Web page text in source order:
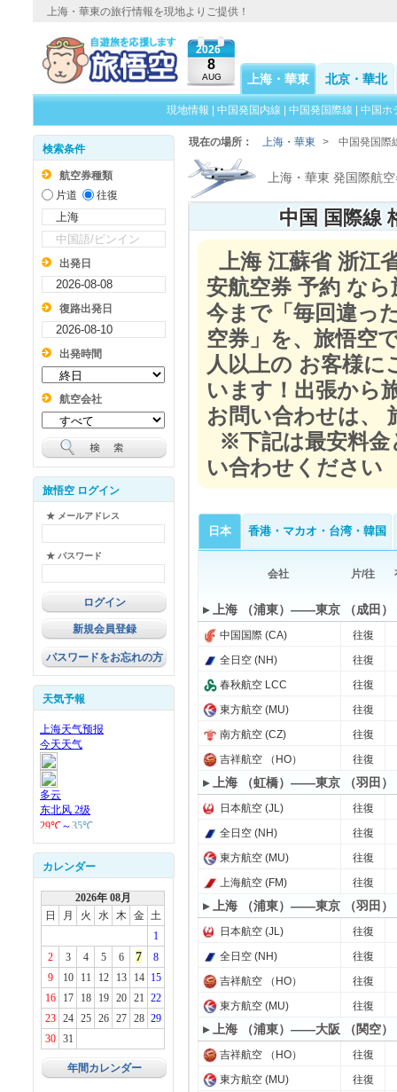
上海・華東の旅行情報を現地よりご提供！
2026
8
AUG 上海・華東 北京・華北
現地情報 中国発国内線 中国発国際線 中国ホ
検索条件
航空券種類
片道
往復
出発日
復路出発日
出発時間
航空会社
旅悟空 ログイン
★ メールアドレス
★ パスワード
新規会員登録
パスワードをお忘れの方
天気予報
カレンダー
2026年 08月
日
月 火 水 木 金 土
1
2
3 4 5 6 7
8
9
10 11 12 13 14
15
16
17 18 19 20 21 22
23
24 25 26 27 28 29
30
31
年間カレンダー
現在の場所： 上海・華東 > 中国発国際
上海・華東 発国際航
中国 国際線
上海 江蘇省 浙江
安航空券 予約 なら
今まで「毎回違っ
空券」を、旅悟空
人以上の お客様
います！出張から
お問い合わせは、
※下記は最安料
い合わせください
日本 香港・マカオ・台湾・韓国
会社 片/往
▸ 上海 （浦東）——東京 （成田）
中国国際 (CA)
往復
全日空 (NH)
往復
春秋航空 LCC
往復
東方航空 (MU)
往復
南方航空 (CZ)
往復
吉祥航空 （HO）
往復
▸ 上海 （虹橋）——東京 （羽田）
日本航空 (JL)
往復
全日空 (NH)
往復
東方航空 (MU)
往復
上海航空 (FM)
往復
▸ 上海 （浦東）——東京 （羽田）
日本航空 (JL)
往復
全日空 (NH)
往復
吉祥航空 （HO）
往復
東方航空 (MU)
往復
▸ 上海 （浦東）——大阪 （関空）
吉祥航空 （HO）
往復
東方航空 (MU)
往復